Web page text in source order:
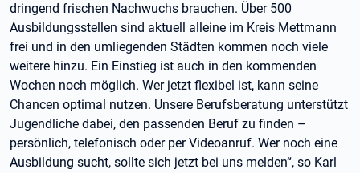
dringend frischen Nachwuchs brauchen. Über 500
Ausbildungsstellen sind aktuell alleine im Kreis Mettmann
frei und in den umliegenden Städten kommen noch viele
weitere hinzu. Ein Einstieg ist auch in den kommenden
Wochen noch möglich. Wer jetzt flexibel ist, kann seine
Chancen optimal nutzen. Unsere Berufsberatung unterstützt
Jugendliche dabei, den passenden Beruf zu finden –
persönlich, telefonisch oder per Videoanruf. Wer noch eine
Ausbildung sucht, sollte sich jetzt bei uns melden“, so Karl